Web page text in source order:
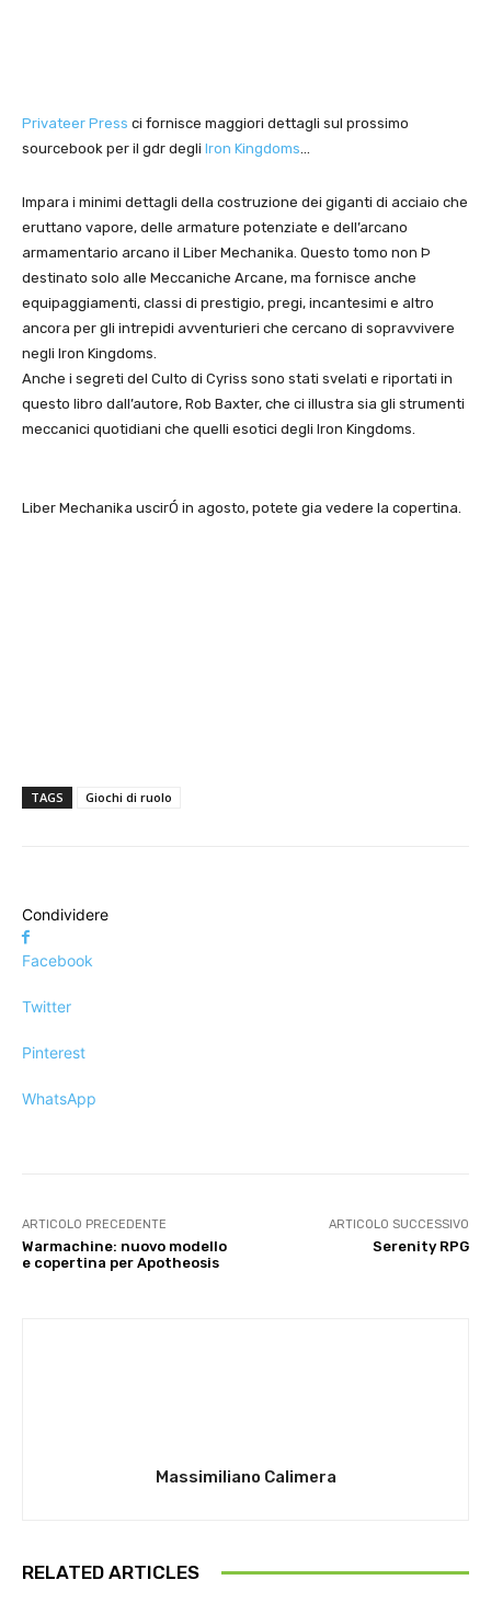
Privateer Press ci fornisce maggiori dettagli sul prossimo
sourcebook per il gdr degli Iron Kingdoms…
Impara i minimi dettagli della costruzione dei giganti di acciaio che
eruttano vapore, delle armature potenziate e dell’arcano
armamentario arcano il Liber Mechanika. Questo tomo non Þ
destinato solo alle Meccaniche Arcane, ma fornisce anche
equipaggiamenti, classi di prestigio, pregi, incantesimi e altro
ancora per gli intrepidi avventurieri che cercano di sopravvivere
negli Iron Kingdoms.
Anche i segreti del Culto di Cyriss sono stati svelati e riportati in
questo libro dall’autore, Rob Baxter, che ci illustra sia gli strumenti
meccanici quotidiani che quelli esotici degli Iron Kingdoms.
Liber Mechanika uscirÓ in agosto, potete gia vedere la copertina.
TAGS Giochi di ruolo
Condividere
Facebook
Twitter
Pinterest
WhatsApp
ARTICOLO PRECEDENTE
Warmachine: nuovo modello
e copertina per Apotheosis
ARTICOLO SUCCESSIVO
Serenity RPG
Massimiliano Calimera
RELATED ARTICLES